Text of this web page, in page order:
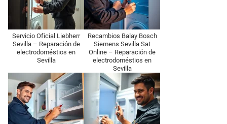
Servicio Oficial Liebherr
Sevilla – Reparación de
electrodoméstios en
Sevilla
Recambios Balay Bosch
Siemens Sevilla Sat
Online – Reparación de
electrodoméstios en
Sevilla